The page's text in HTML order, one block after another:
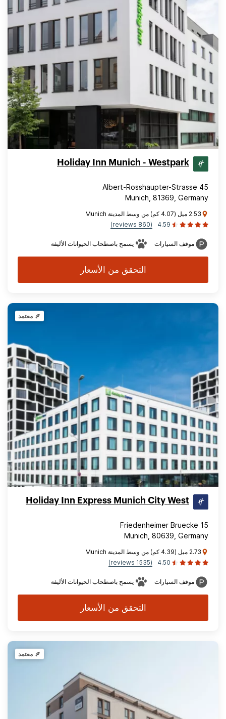
Holiday Inn Munich - Westpark
Albert-Rosshaupter-Strasse 45
Munich, 81369, Germany
2.53 ميل (4.07 كم) من وسط المدينة Munich
4.59
(860 reviews)
موقف السيارات يسمح باصطحاب الحيوانات الأليفة
التحقق من الأسعار
معتمد
Holiday Inn Express Munich City West
Friedenheimer Bruecke 15
Munich, 80639, Germany
2.73 ميل (4.39 كم) من وسط المدينة Munich
4.50
(1535 reviews)
موقف السيارات يسمح باصطحاب الحيوانات الأليفة
التحقق من الأسعار
معتمد